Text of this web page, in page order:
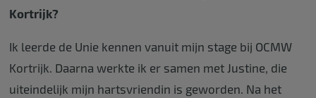
Kortrijk?
Ik leerde de Unie kennen vanuit mijn stage bij OCMW
Kortrijk. Daarna werkte ik er samen met Justine, die
uiteindelijk mijn hartsvriendin is geworden. Na het